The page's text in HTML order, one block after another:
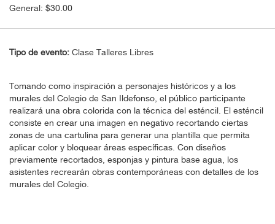
General: $30.00
Tipo de evento: Clase Talleres Libres
Tomando como inspiración a personajes históricos y a los
murales del Colegio de San Ildefonso, el público participante
realizará una obra colorida con la técnica del esténcil. El esténcil
consiste en crear una imagen en negativo recortando ciertas
zonas de una cartulina para generar una plantilla que permita
aplicar color y bloquear áreas específicas. Con diseños
previamente recortados, esponjas y pintura base agua, los
asistentes recrearán obras contemporáneas con detalles de los
murales del Colegio.